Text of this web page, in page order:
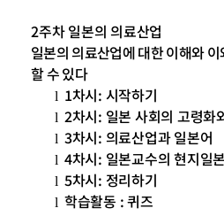
2주차 일본의 의료산업
일본의 의료산업에 대한 이해와
할 수 있다
l 1차시: 시작하기
l 2차시: 일본 사회의 고령화
l 3차시: 의료산업과 일본어
l 4차시: 일본교수의 현지일
l 5차시: 정리하기
l 학습활동 :퀴즈